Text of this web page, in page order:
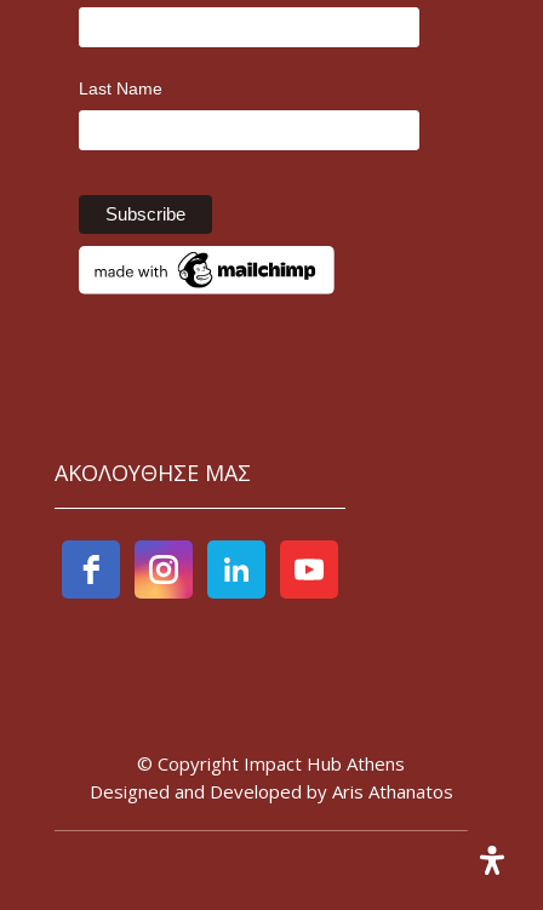
Last Name
ΑΚΟΛΟΥΘΗΣΕ ΜΑΣ
© Copyright Impact Hub Athens
Designed and Developed by Aris Athanatos